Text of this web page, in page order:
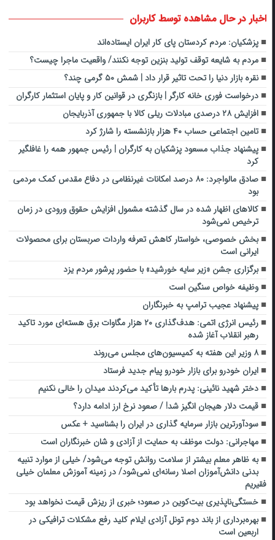
اخبار در حال مشاهده توسط کاربران
پزشکیان: مردم کردستان پای کار ایران ایستاده‌اند
مردم به شایعه توقف تولید بنزین توجه نکنند/ واقعیت ماجرا چیست؟
نقره بازار دنیا را تحت تاثیر قرار داد | شمش ۵۰ گرمی چند؟
درخواست فوری خانه کارگر | بازنگری در قوانین کار و پایان استثمار کارگران
افزایش ۲۸ درصدی مبادلات ریلی کالا با جمهوری آذربایجان
تامین اجتماعی حساب ۴۰ هزار بازنشسته را شارژ کرد
پیشنهاد جذاب مسعود پزشکیان به کارگران | رئیس جمهور همه را غافلگیر
کرد
صادق مالواجرد: ۸۰ درصد امکانات غیرنظامی در دفاع مقدس کمک مردمی
بود
کالاهای اظهار شده در سال گذشته مشمول افزایش حقوق ورودی در زمان
ترخیص نمی‌شود
بخش خصوصی، خواستار کاهش تعرفه‌ واردات صربستان برای محصولات
ایرانی است
برگزاری جشن «زیر سایه خورشید» با حضور پرشور مردم یزد
وظیفه خواص سنگین است
پیشنهاد عجیب ترامپ به خبرنگاران
رئیس انرژی اتمی: هدف‌گذاری ۲۰ هزار مگاوات برق هسته‌ای مورد تاکید
رهبر انقلاب آغاز شده
۸ وزیر این هفته به کمیسیون‌های مجلس می‌روند
ایران خودرو برای بازار خودرو پیام جدید فرستاد
دختر شهید نائینی: پدرم بارها تأکید می‌کردند میدان را خالی نکنیم
قیمت دلار هیجان انگیز شد! / صعود نرخ ارز ادامه دارد؟
سودآورترین بازار سرمایه گذاری در ایران را بشناسید + عکس
مهاجرانی: دولت موظف به حمایت از آزادی و شان خبرنگاران است
به ظاهر معلم بیشتر از سلامت روانش توجه می‌شود/ خیلی از موارد تنبیه
بدنی دانش‌آموزان اصلا رسانه‌ای نمی‌شود/ در زمینه آموزش معلمان خیلی
فقیریم
خستگی‌ناپذیری بیت‌کوین در صعود؛ خبری از ریزش قیمت نخواهد بود
بهره‌برداری از باند دوم تونل آزادی ایلام کلید رفع مشکلات ترافیکی در
اربعین است